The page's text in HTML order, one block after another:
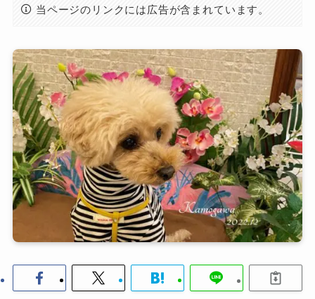
当ページのリンクには広告が含まれています。